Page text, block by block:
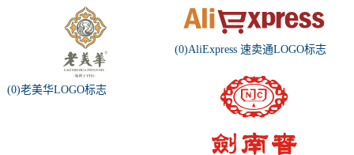
(0)老美华LOGO标志
(0)AliExpress 速卖通LOGO标志